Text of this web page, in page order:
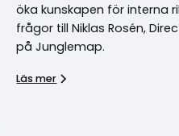
öka kunskapen för interna
frågor till Niklas Rosén,
på Junglemap.
Läs mer